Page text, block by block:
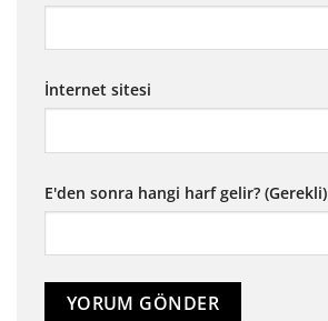
İnternet sitesi
E'den sonra hangi harf gelir? (Gerekli)